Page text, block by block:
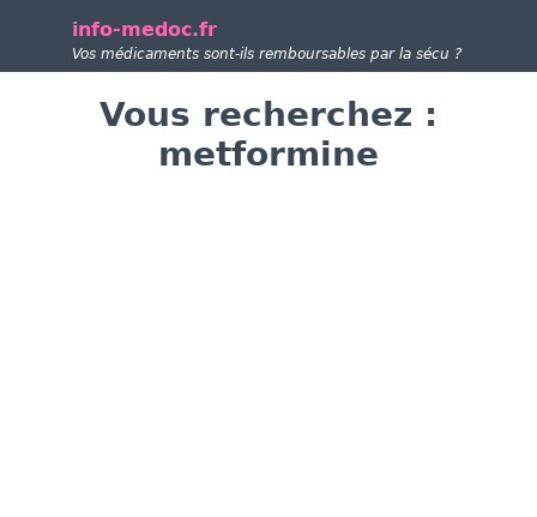
info-medoc.fr
Vos médicaments sont-ils remboursables par la sécu ?
Vous recherchez :
metformine